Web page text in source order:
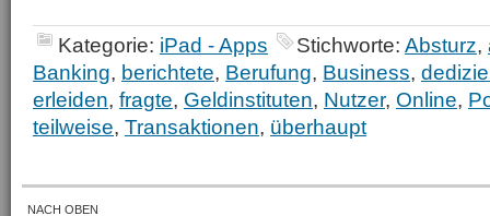
Kategorie: iPad - Apps Stichworte: Absturz,
Banking, berichtete, Berufung, Business,
erleiden, fragte, Geldinstituten, Nutzer, Online,
teilweise, Transaktionen, überhaupt
NACH OBEN